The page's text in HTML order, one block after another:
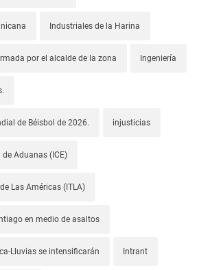
Industriales de la Harina
por el alcalde de la zona Ingeniería
de Béisbol de 2026. injusticias
Aduanas (ICE)
Las Américas (ITLA)
en medio de asaltos
Lluvias se intensificarán Intrant